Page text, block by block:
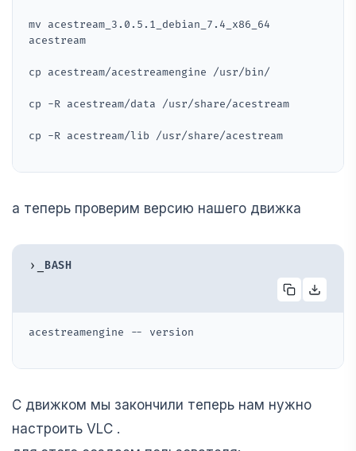
mv acestream_3.0.5.1_debian_7.4_x86_64
acestream
cp acestream/acestreamengine /usr/bin/
cp -R acestream/data /usr/share/acestream
cp -R acestream/lib /usr/share/acestream
а теперь проверим версию нашего движка
›_ BASH
acestreamengine -- version
С движком мы закончили теперь нам нужно
настроить VLC .